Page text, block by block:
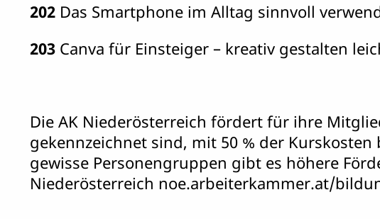
202 Das Smartphone im Alltag sinnvoll
203 Canva für Einsteiger – kreativ gestalten
Die AK Niederösterreich fördert für ihre
gekennzeichnet sind, mit 50 % der Kurskosten
gewisse Personengruppen gibt es höhere
Niederösterreich noe.arbeiterkammer.at/